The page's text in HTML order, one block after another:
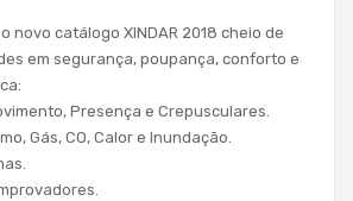
novo catálogo XINDAR 2018 cheio de
em segurança, poupança, conforto e
Presença e Crepusculares.
Gás, CO, Calor e Inundação.